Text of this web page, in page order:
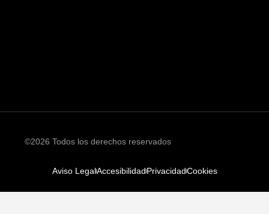
©2026 Todos los derechos reservados
Aviso LegalAccesibilidadPrivacidadCookies